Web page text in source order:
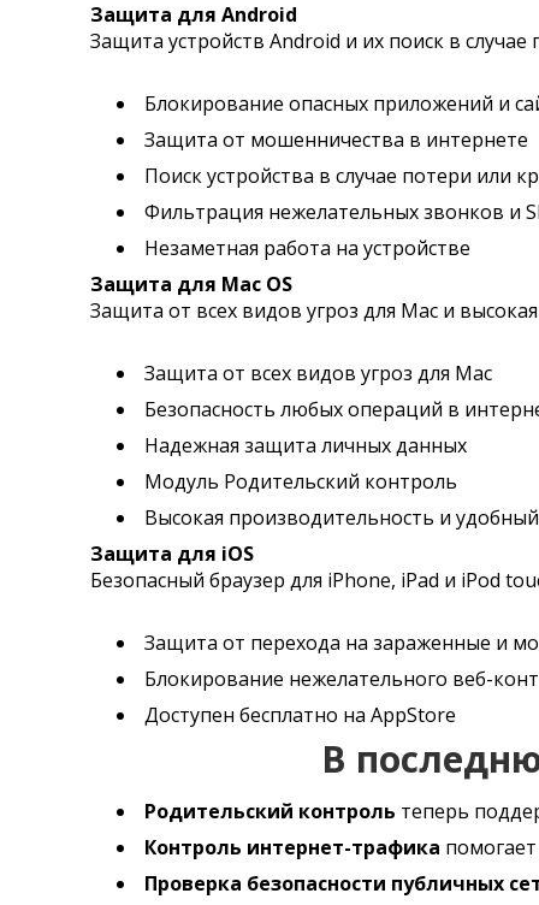
Защита для Android
Защита устройств Android и их поиск в
Блокирование опасных приложений и
Защита от мошенничества в интернете
Поиск устройства в случае потери или
Фильтрация нежелательных звонков и
Незаметная работа на устройстве
Защита для Mac OS
Защита от всех видов угроз для Mac и
Защита от всех видов угроз для Мас
Безопасность любых операций в
Надежная защита личных данных
Модуль Родительский контроль
Высокая производительность и
Защита для iOS
Безопасный браузер для iPhone, iPad и iPod
Защита от перехода на зараженные и
Блокирование нежелательного веб-
Доступен бесплатно на AppStore
В
Родительский контроль теперь
Контроль интернет-трафика
Проверка безопасности публичных